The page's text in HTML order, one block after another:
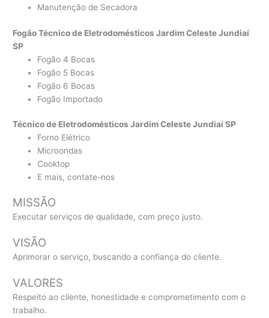
Manutenção de Secadora
Fogão Técnico de Eletrodomésticos Jardim Celeste Jundiaí
SP
Fogão 4 Bocas
Fogão 5 Bocas
Fogão 6 Bocas
Fogão Importado
Técnico de Eletrodomésticos Jardim Celeste Jundiaí SP
Forno Elétrico
Microondas
Cooktop
E mais, contate-nos
MISSÃO
Executar serviços de qualidade, com preço justo.
VISÃO
Aprimorar o serviço, buscando a confiança do cliente.
VALORES
Respeito ao cliente, honestidade e comprometimento com o
trabalho.